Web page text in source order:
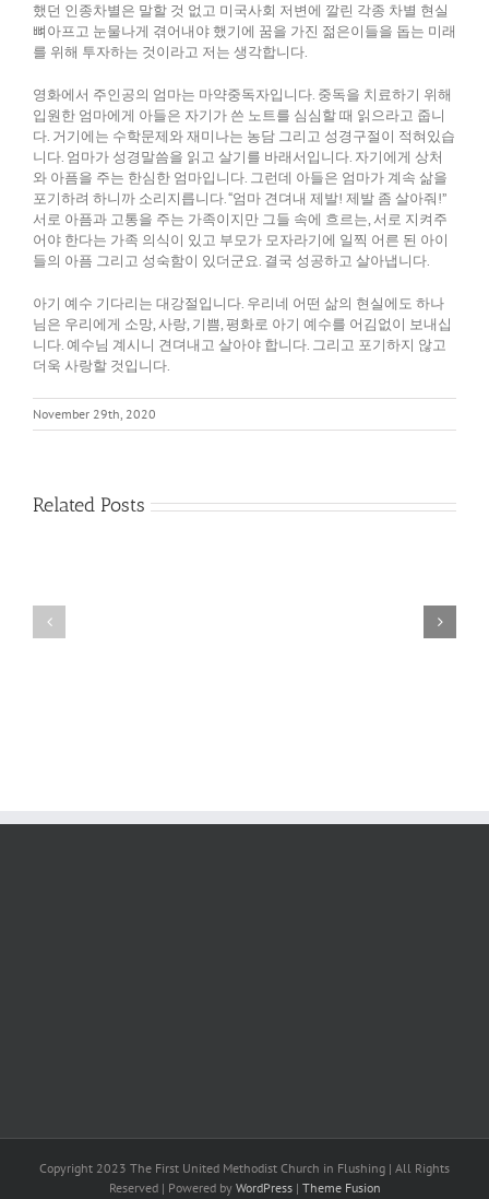
했던 인종차별은 말할 것 없고 미국사회 저변에 깔린 각종 차별 현실
뼈아프고 눈물나게 겪어내야 했기에 꿈을 가진 젊은이들을 돕는 미래
를 위해 투자하는 것이라고 저는 생각합니다.
영화에서 주인공의 엄마는 마약중독자입니다. 중독을 치료하기 위해
입원한 엄마에게 아들은 자기가 쓴 노트를 심심할 때 읽으라고 줍니
다. 거기에는 수학문제와 재미나는 농담 그리고 성경구절이 적혀있습
니다. 엄마가 성경말씀을 읽고 살기를 바래서입니다. 자기에게 상처
와 아픔을 주는 한심한 엄마입니다. 그런데 아들은 엄마가 계속 삶을
포기하려 하니까 소리지릅니다. “엄마 견뎌내 제발! 제발 좀 살아줘!”
서로 아픔과 고통을 주는 가족이지만 그들 속에 흐르는, 서로 지켜주
어야 한다는 가족 의식이 있고 부모가 모자라기에 일찍 어른 된 아이
들의 아픔 그리고 성숙함이 있더군요. 결국 성공하고 살아냅니다.
아기 예수 기다리는 대강절입니다. 우리네 어떤 삶의 현실에도 하나
님은 우리에게 소망, 사랑, 기쁨, 평화로 아기 예수를 어김없이 보내십
니다. 예수님 계시니 견뎌내고 살아야 합니다. 그리고 포기하지 않고
더욱 사랑할 것입니다.
November 29th, 2020
Related Posts
Copyright 2023 The First United Methodist Church in Flushing | All Rights
Reserved | Powered by WordPress| Theme Fusion